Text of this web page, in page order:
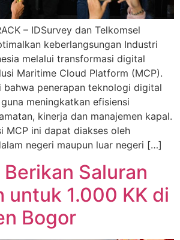
– IDSurvey dan Telkomsel
keberlangsungan Industri
melalui transformasi digital
Maritime Cloud Platform (MCP).
bahwa penerapan teknologi digital
meningkatkan efisiensi
kinerja dan manajemen kapal.
MCP ini dapat diakses oleh
negeri maupun luar negeri […]
Saluran
untuk 1.000 KK di
Bogor